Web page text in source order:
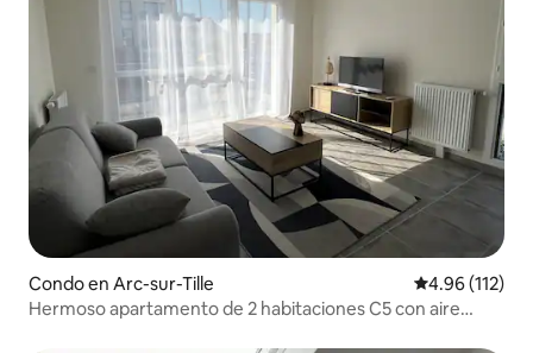
Condo en Arc-sur-Tille Calificación
4.96 (112)
Hermoso apartamento de 2 habitaciones C5 con aire